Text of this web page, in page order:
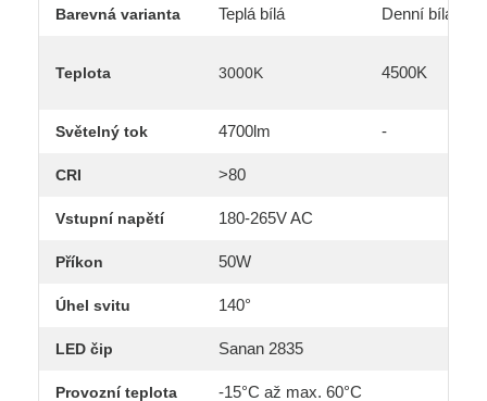
Barevná varianta Teplá bílá Denní bílá
Teplota 3000K 4500K
Světelný tok 4700lm -
CRI >80
Vstupní napětí 180-265V AC
Příkon 50W
Úhel svitu 140°
LED čip Sanan 2835
Provozní teplota -15°C až max. 60°C